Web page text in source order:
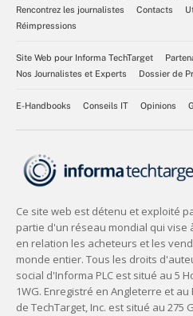
Rencontrez les journalistes
Contacts
Réimpressions
Site Web pour Informa TechTarget
Nos Journalistes et Experts
Dossier de
E-Handbooks Conseils IT Opinions